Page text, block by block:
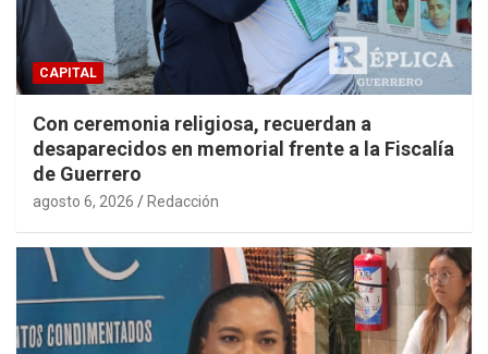
CAPITAL
Con ceremonia religiosa, recuerdan a
desaparecidos en memorial frente a la Fiscalía
de Guerrero
agosto 6, 2026 Redacción